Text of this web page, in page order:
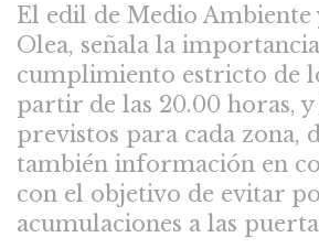
El edil de Medio Ambiente
Olea, señala la
cumplimiento estricto de
partir de las 20.00 horas, y
previstos para cada zona,
también información en
con el objetivo de evitar
acumulaciones a las